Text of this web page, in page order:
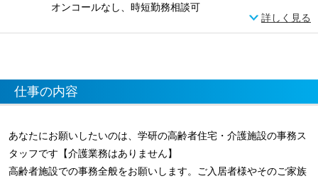
オンコールなし、時短勤務相談可
詳しく見る
仕事の内容
あなたにお願いしたいのは、学研の高齢者住宅・介護施設の事務ス
タッフです【介護業務はありません】
高齢者施設での事務全般をお願いします。ご入居者様やそのご家族